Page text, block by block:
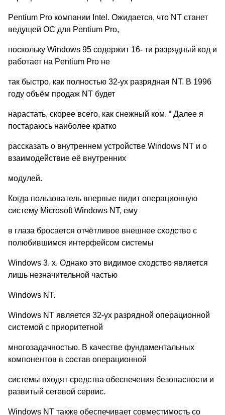
Pentium Pro компании Intel. Ожидается, что NT станет
ведущей ОС для Pentium Pro,
поскольку Windows 95 содержит 16- ти разрядный код и
работает на Pentium Pro не
так быстро, как полностью 32-ух разрядная NT. В 1996
году объём продаж NT будет
нарастать, скорее всего, как снежный ком. “ Далее я
постараюсь наиболее кратко
рассказать о внутреннем устройстве Windows NT и о
взаимодействие её внутренних
модулей.
Когда пользователь впервые видит операционную
систему Microsoft Windows NT, ему
в глаза бросается отчётливое внешнее сходство с
полюбившимся интерфейсом системы
Windows 3. x. Однако это видимое сходство является
лишь незначительной частью
Windows NT.
Windows NT является 32-ух разрядной операционной
системой с приоритетной
многозадачностью. В качестве фундаментальных
компонентов в состав операционной
системы входят средства обеспечения безопасности и
развитый сетевой сервис.
Windows NT также обеспечивает совместимость со